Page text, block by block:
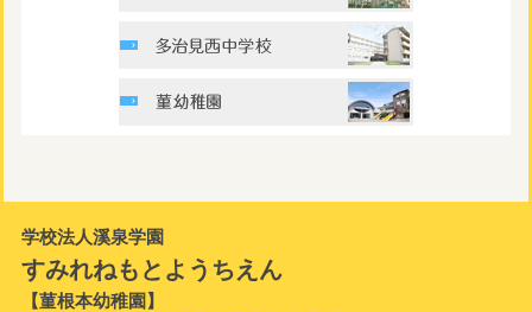
学校法人溪泉学園
すみれねもとようちえん
【菫根本幼稚園】